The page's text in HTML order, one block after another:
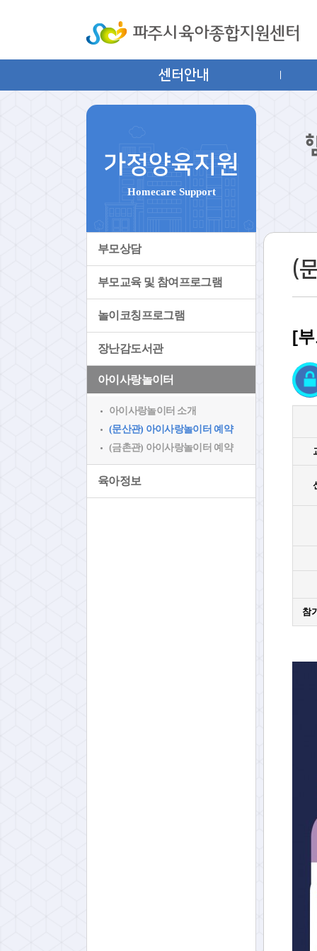
센터안내
가정양육지원
Homecare Support
부모상담
부모교육 및 참여프로그램
놀이코칭프로그램
장난감도서관
아이사랑놀이터
아이사랑놀이터 소개
(문산관) 아이사랑놀이터 예약
(금촌관) 아이사랑놀이터 예약
육아정보
(
[
참